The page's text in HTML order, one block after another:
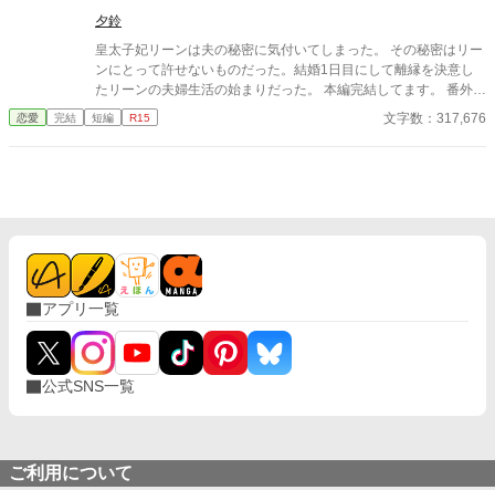
夕鈴
皇太子妃リーンは夫の秘密に気付いてしまった。 その秘密はリー
ンにとって許せないものだった。結婚1日目にして離縁を決意し
たリーンの夫婦生活の始まりだった。 本編完結してます。 番外編
を更新中です。
恋愛 完結 短編 R15 文字数：317,676
アプリ一覧
公式SNS一覧
ご利用について